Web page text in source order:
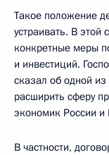
Такое положение
устраивать. В
конкретные меры
и инвестиций.
сказал об одной
расширить сферу
экономик России и
В частности,